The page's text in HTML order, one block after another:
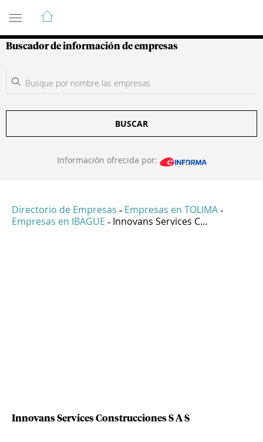
Guía de Empresas Colombianas
Buscador de información de empresas
BUSCAR
Información ofrecida por:
Directorio de Empresas - Empresas en TOLIMA -
Empresas en IBAGUE - Innovans Services C...
Innovans Services Construcciones S A S